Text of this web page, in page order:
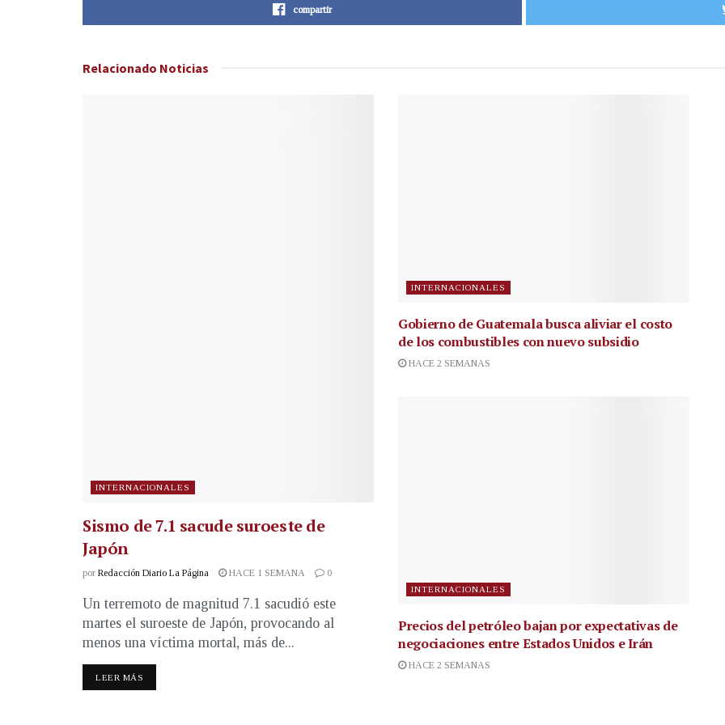
compartir
Relacionado Noticias
INTERNACIONALES
Sismo de 7.1 sacude suroeste de
Japón
por Redacción Diario La Página HACE 1 SEMANA 0
Un terremoto de magnitud 7.1 sacudió este
martes el suroeste de Japón, provocando al
menos una víctima mortal, más de...
LEER MÁS
INTERNACIONALES
Gobierno de Guatemala busca aliviar el costo
de los combustibles con nuevo subsidio
HACE 2 SEMANAS
INTERNACIONALES
Precios del petróleo bajan por expectativas de
negociaciones entre Estados Unidos e Irán
HACE 2 SEMANAS